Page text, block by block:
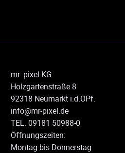
mr. pixel KG
Holzgartenstraße 8
92318 Neumarkt i.d.OPf.
info@mr-pixel.de
TEL. 09181 50988-0
Öffnungszeiten:
Montag bis Donnerstag